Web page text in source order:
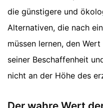
die günstigere und
Alternativen, die nach
müssen lernen, den
seiner Beschaffenheit
nicht an der Höhe des